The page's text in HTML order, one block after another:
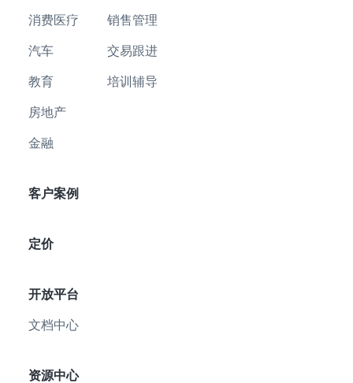
消费医疗
汽车
教育
房地产
金融
销售管理
交易跟进
培训辅导
客户案例
定价
开放平台
文档中心
资源中心